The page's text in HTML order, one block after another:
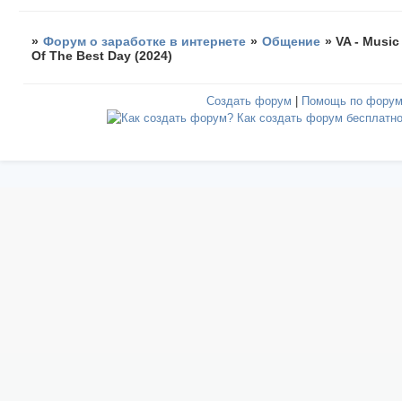
» Форум о заработке в интернете » Общение »VA - Music
Of The Best Day (2024)
Создать форум Помощь по